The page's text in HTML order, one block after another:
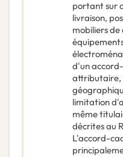
portant sur
livraison,
mobiliers de
d'un
attributaire,
limitation
même
décrites au
L'accord-